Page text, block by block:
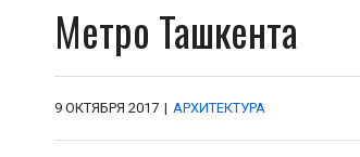
Метро Ташкента
9 ОКТЯБРЯ 2017 | АРХИТЕКТУРА